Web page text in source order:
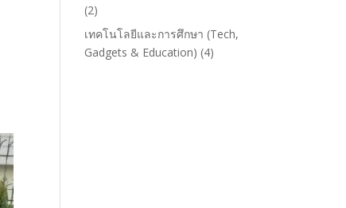
(2)
เทคโนโลยีและการศึกษา (Tech,
Gadgets & Education) (4)